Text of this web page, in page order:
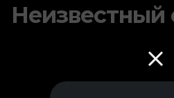
Неизвестный